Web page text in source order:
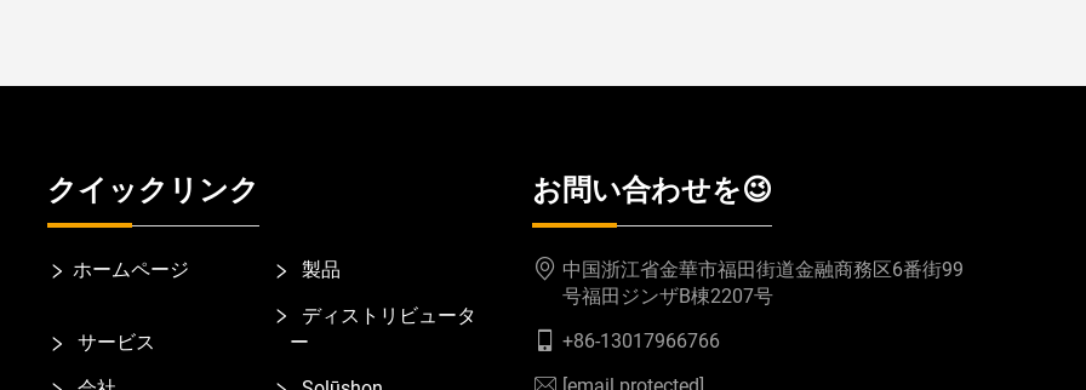
クイックリンク
ホームページ 製品
サービス
ディストリビュータ
ー
お問い合わせを😉
中国浙江省金華市福田街道金融商務区6番街99
号福田ジンザB棟2207号
+86-13017966766